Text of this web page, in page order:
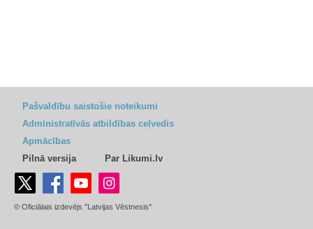
Pašvaldību saistošie noteikumi
Administratīvās atbildības ceļvedis
Apmācības
Pilnā versija
Par Likumi.lv
© Oficiālais izdevējs "Latvijas Vēstnesis"